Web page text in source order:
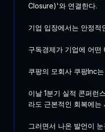
Closure)'와 연결한다.
기업 입장에서는 안정적
구독경제가 기업에 어떤
쿠팡의 모회사 쿠팡Inc
이날 1분기 실적 콘퍼런
라도 근본적인 회복에는
그러면서 나온 발언이